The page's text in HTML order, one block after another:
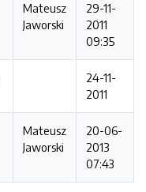
Mateusz
Jaworski
29-11-
2011
09:35
24-11-
2011
Mateusz
Jaworski
20-06-
2013
07:43